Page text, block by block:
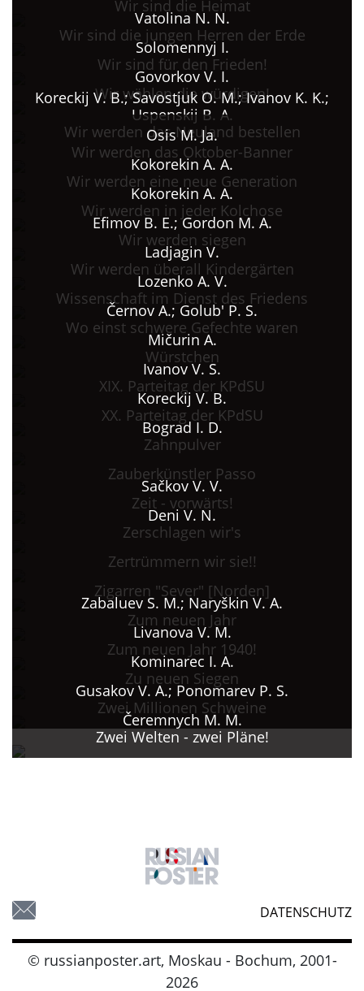
Wir sind die Heimat
Vatolina N. N.
Wir sind die jungen Herren der Erde
Solomennyj I.
Wir sind für den Frieden!
Govorkov V. I.
Wir wählen die würdigen!
Koreckij V. B.; Savostjuk O. M.; Ivanov K. K.;
Uspenskij B. A.
Wir werden das Neuland bestellen
Osis M. Ja.
Wir werden das Oktober-Banner
Kokorekin A. A.
Wir werden eine neue Generation
Kokorekin A. A.
Wir werden in jeder Kolchose
Efimov B. E.; Gordon M. A.
Wir werden siegen
Ladjagin V.
Wir werden überall Kindergärten
Lozenko A. V.
Wissenschaft im Dienst des Friedens
Černov A.; Golub' P. S.
Wo einst schwere Gefechte waren
Mičurin A.
Würstchen
Ivanov V. S.
XIX. Parteitag der KPdSU
Koreckij V. B.
XX. Parteitag der KPdSU
Bograd I. D.
Zahnpulver
Zauberkünstler Passo
Sačkov V. V.
Zeit - vorwärts!
Deni V. N.
Zerschlagen wir's
Zertrümmern wir sie!!
Zigarren "Sever" [Norden]
Zabaluev S. M.; Naryškin V. A.
Zum neuen Jahr
Livanova V. M.
Zum neuen Jahr 1940!
Kominarec I. A.
Zu neuen Siegen
Gusakov V. A.; Ponomarev P. S.
Zwei Millionen Schweine
Čeremnych M. M.
Zwei Welten - zwei Pläne!
DATENSCHUTZ
© russianposter.art, Moskau - Bochum, 2001-
2026